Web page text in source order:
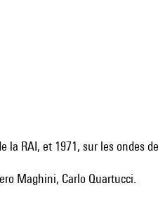
la RAI, et 1971, sur les ondes
Maghini, Carlo Quartucci.